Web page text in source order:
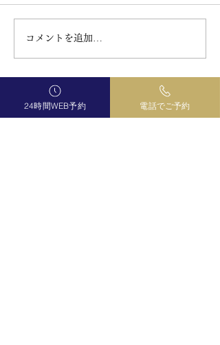
コメントを追加…
24時間WEB予約 電話でご予約